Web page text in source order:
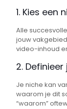
1. Kies een
Alle
jouw
video-inhoud
2.
Je niche kan
waarom je dit
“waarom”